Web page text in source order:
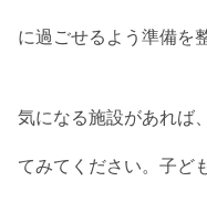
に過ごせるよう準備を
気になる施設があれば
てみてください。子ど